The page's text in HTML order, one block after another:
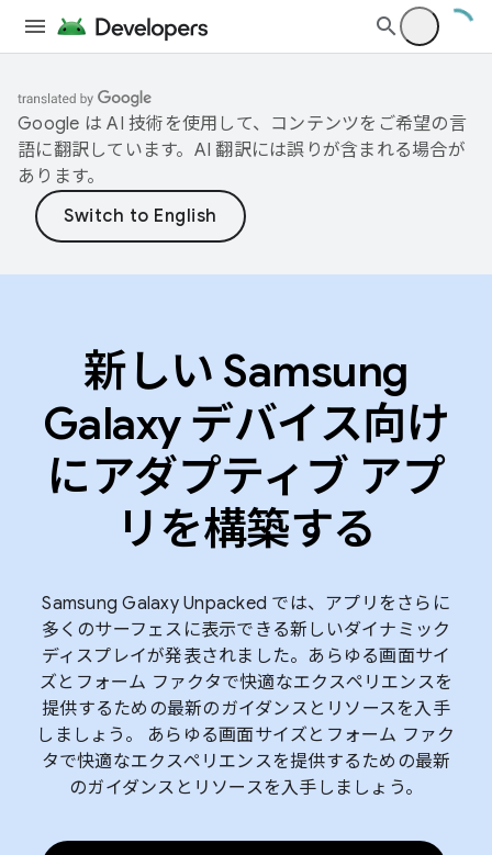
Google は AI 技術を使用して、コンテンツをご希望の言
語に翻訳しています。AI 翻訳には誤りが含まれる場合が
あります。
新しい Samsung
Galaxy デバイス向け
にアダプティブ アプ
リを構築する
Samsung Galaxy Unpacked では、アプリをさらに
多くのサーフェスに表示できる新しいダイナミック
ディスプレイが発表されました。あらゆる画面サイ
ズとフォーム ファクタで快適なエクスペリエンスを
提供するための最新のガイダンスとリソースを入手
しましょう。 あらゆる画面サイズとフォーム ファク
タで快適なエクスペリエンスを提供するための最新
のガイダンスとリソースを入手しましょう。